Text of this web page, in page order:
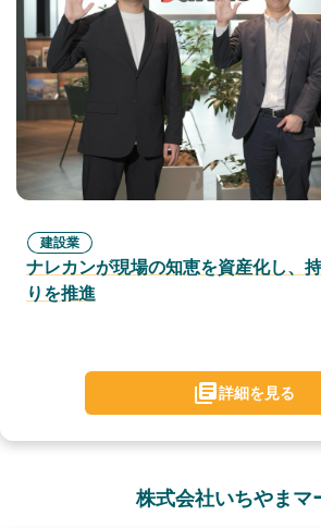
建設業
ナレカンが現場の知恵を資産化し、
りを推進
詳細を見る
株式会社いちやまマ